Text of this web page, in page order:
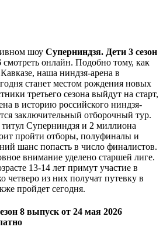
шоу Суперниндзя. Дети 3 сезон
смотреть онлайн. Подобно тому, как
наша ниндзя-арена в
станет местом рождения новых
третьего сезона выйдут на старт,
в историю российского ниндзя-
заключительный отборочный тур.
Суперниндзя и 2 миллиона
пройти отборы, полуфиналы и
шанс попасть в число финалистов.
внимание уделено старшей лиге.
13-14 лет примут участие в
четверо из них получат путевку в
пройдет сегодня.
8 выпуск от 24 мая 2026